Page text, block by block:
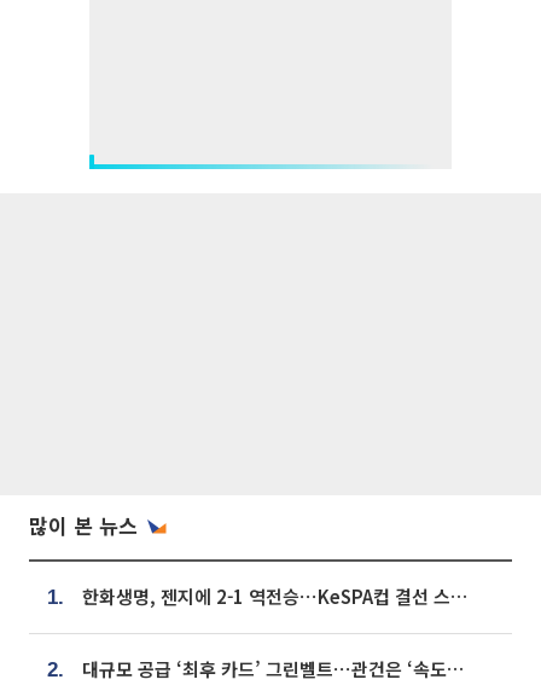
많이 본 뉴스
1. 한화생명, 젠지에 2-1 역전승⋯KeSPA컵 결선 스테이지 2 직행
2. 대규모 공급 ‘최후 카드’ 그린벨트⋯관건은 ‘속도’ [주택공급 승부수의 조건]